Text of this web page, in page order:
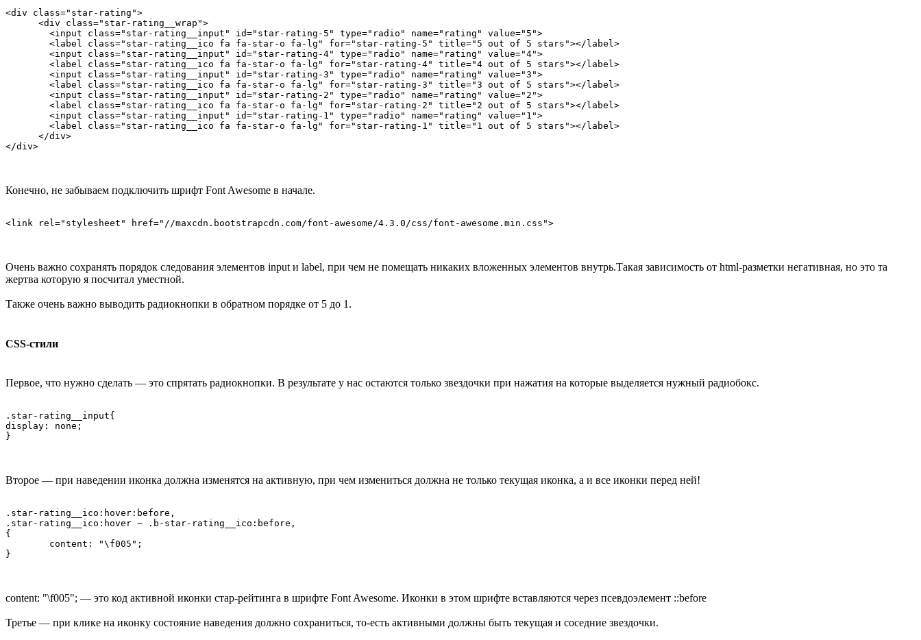
<div class="star-rating">
      <div class="star-rating__wrap">
        <input class="star-rating__input" id="star-rating-5" type="radio" name="rating" value="5">
        <label class="star-rating__ico fa fa-star-o fa-lg" for="star-rating-5" title="5 out of 5 stars"></label>
        <input class="star-rating__input" id="star-rating-4" type="radio" name="rating" value="4">
        <label class="star-rating__ico fa fa-star-o fa-lg" for="star-rating-4" title="4 out of 5 stars"></label>
        <input class="star-rating__input" id="star-rating-3" type="radio" name="rating" value="3">
        <label class="star-rating__ico fa fa-star-o fa-lg" for="star-rating-3" title="3 out of 5 stars"></label>
        <input class="star-rating__input" id="star-rating-2" type="radio" name="rating" value="2">
        <label class="star-rating__ico fa fa-star-o fa-lg" for="star-rating-2" title="2 out of 5 stars"></label>
        <input class="star-rating__input" id="star-rating-1" type="radio" name="rating" value="1">
        <label class="star-rating__ico fa fa-star-o fa-lg" for="star-rating-1" title="1 out of 5 stars"></label>
      </div>
Конечно, не забываем подключить шрифт Font Awesome в начале.
Очень важно сохранять порядок следования элементов input и label, при чем не помещать никаких вложенных элементов внутрь.Такая зависимость от html-разметки негативная, но это та
жертва которую я посчитал уместной.
Также очень важно выводить радиокнопки в обратном порядке от 5 до 1.
CSS-стили
Первое, что нужно сделать — это спрятать радиокнопки. В результате у нас остаются только звездочки при нажатия на которые выделяется нужный радиобокс.
.star-rating__input{
display: none;
Второе — при наведении иконка должна изменятся на активную, при чем измениться должна не только текущая иконка, а и все иконки перед ней!
.star-rating__ico:hover:before,
.star-rating__ico:hover ~ .b-star-rating__ico:before,
{
content: "\f005"; — это код активной иконки стар-рейтинга в шрифте Font Awesome. Иконки в этом шрифте вставляются через псевдоэлемент ::before
Третье — при клике на иконку состояние наведения должно сохраниться, то-есть активными должны быть текущая и соседние звездочки.